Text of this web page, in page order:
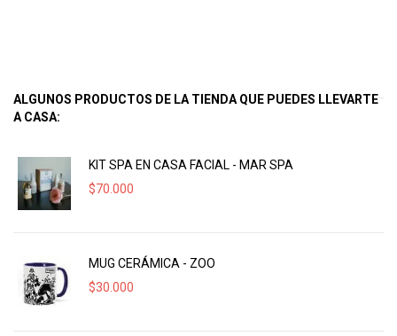
ALGUNOS PRODUCTOS DE LA TIENDA QUE PUEDES LLEVARTE
A CASA:
KIT SPA EN CASA FACIAL - MAR SPA
$70.000
MUG CERÁMICA - ZOO
$30.000